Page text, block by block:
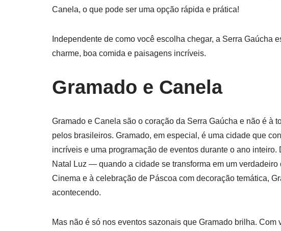
Canela, o que pode ser uma opção rápida e prática!
Independente de como você escolha chegar, a Serra Gaúcha
charme, boa comida e paisagens incríveis.
Gramado e Canela
Gramado e Canela são o coração da Serra Gaúcha e não é à
pelos brasileiros. Gramado, em especial, é uma cidade que
incríveis e uma programação de eventos durante o ano
Natal Luz — quando a cidade se transforma em um
Cinema e à celebração de Páscoa com decoração temática,
acontecendo.
Mas não é só nos eventos sazonais que Gramado brilha.